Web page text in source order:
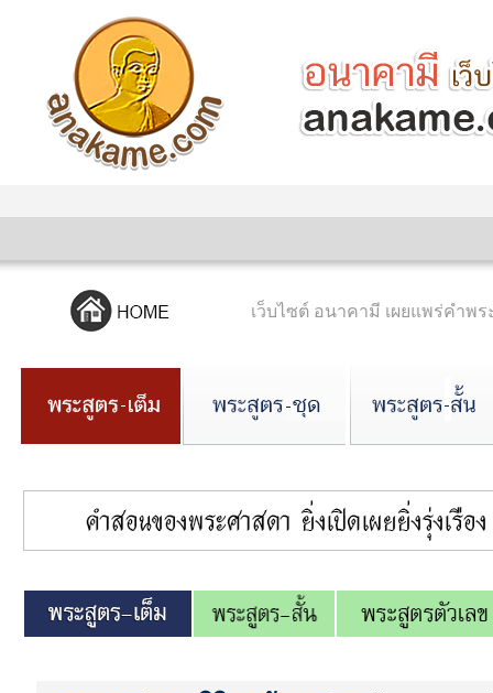
เว็บไซต์ อนาคามี เผยแพร่คำพ